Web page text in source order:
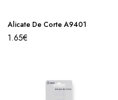
Alicate De Corte A9401
1.65€